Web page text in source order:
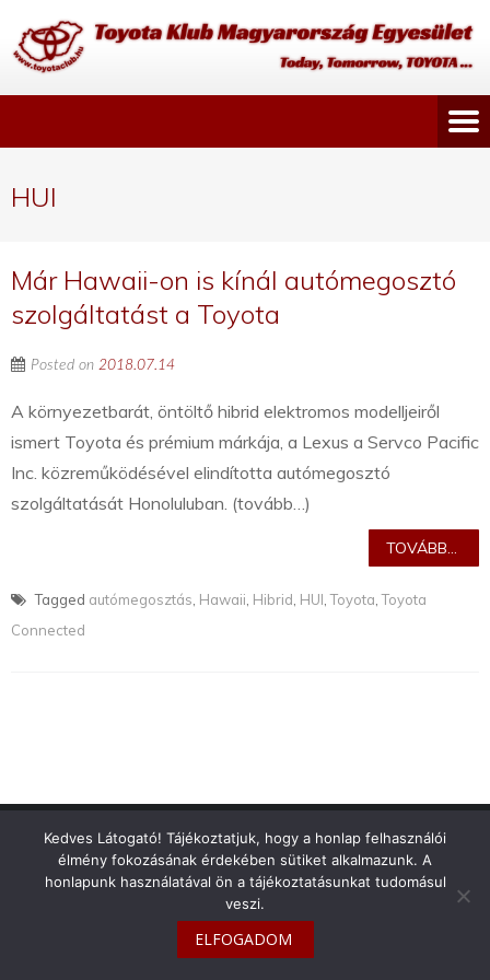
HUI
Már Hawaii-on is kínál autómegosztó
szolgáltatást a Toyota
Posted on 2018.07.14
A környezetbarát, öntöltő hibrid elektromos modelljeiről
ismert Toyota és prémium márkája, a Lexus a Servco Pacific
Inc. közreműködésével elindította autómegosztó
szolgáltatását Honoluluban. (tovább…)
TOVÁBB...
Tagged autómegosztás Hawaii Hibrid HUI ,Toyota ,Toyota
Connected
Copyright © 2026Toyota Klub Magyarország
Kedves Látogató! Tájékoztatjuk, hogy a honlap felhasználói
élmény fokozásának érdekében sütiket alkalmazunk. A
honlapunk használatával ön a tájékoztatásunkat tudomásul
veszi.
ELFOGADOM